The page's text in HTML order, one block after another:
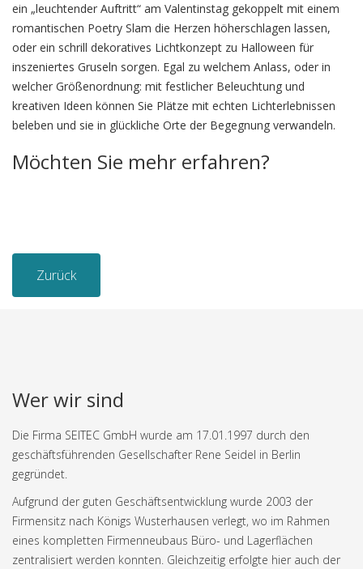
ein „leuchtender Auftritt“ am Valentinstag gekoppelt mit einem
romantischen Poetry Slam die Herzen höherschlagen lassen,
oder ein schrill dekoratives Lichtkonzept zu Halloween für
inszeniertes Gruseln sorgen. Egal zu welchem Anlass, oder in
welcher Größenordnung: mit festlicher Beleuchtung und
kreativen Ideen können Sie Plätze mit echten Lichterlebnissen
beleben und sie in glückliche Orte der Begegnung verwandeln.
Möchten Sie mehr erfahren?
Zurück
Wer wir sind
Die Firma SEITEC GmbH wurde am 17.01.1997 durch den
geschäftsführenden Gesellschafter Rene Seidel in Berlin
gegründet.
Aufgrund der guten Geschäftsentwicklung wurde 2003 der
Firmensitz nach Königs Wusterhausen verlegt, wo im Rahmen
eines kompletten Firmenneubaus Büro- und Lagerflächen
zentralisiert werden konnten. Gleichzeitig erfolgte hier auch der